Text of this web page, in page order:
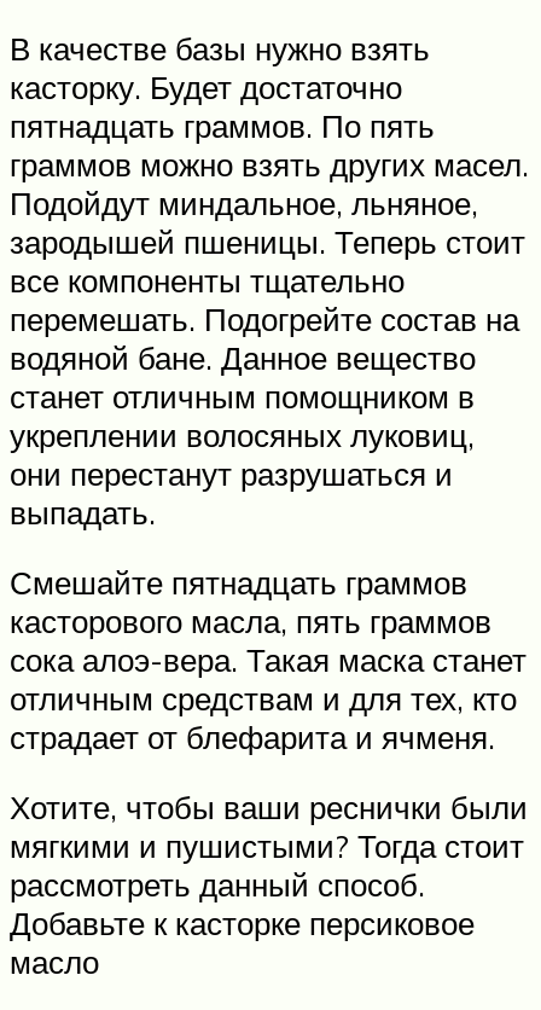
В качестве базы нужно взять
касторку. Будет достаточно
пятнадцать граммов. По пять
граммов можно взять других масел.
Подойдут миндальное, льняное,
зародышей пшеницы. Теперь стоит
все компоненты тщательно
перемешать. Подогрейте состав на
водяной бане. Данное вещество
станет отличным помощником в
укреплении волосяных луковиц,
они перестанут разрушаться и
выпадать.
Смешайте пятнадцать граммов
касторового масла, пять граммов
сока алоэ-вера. Такая маска станет
отличным средствам и для тех, кто
страдает от блефарита и ячменя.
Хотите, чтобы ваши реснички были
мягкими и пушистыми? Тогда стоит
рассмотреть данный способ.
Добавьте к касторке персиковое
масло